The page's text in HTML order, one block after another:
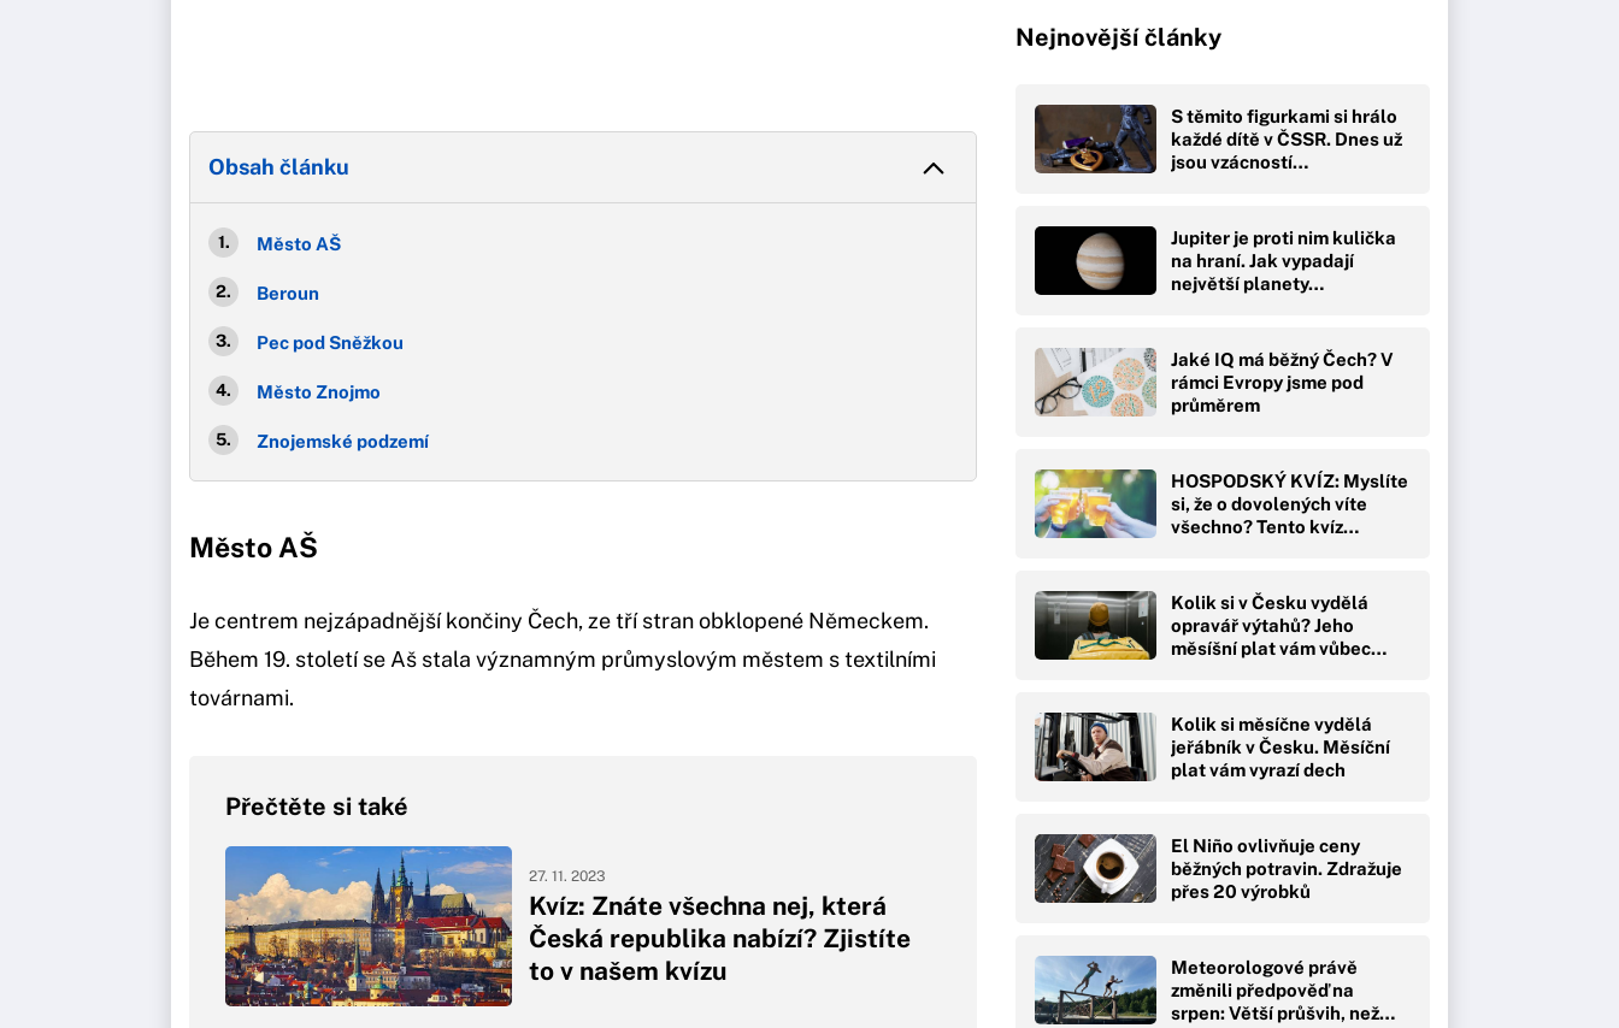
Obsah článku
Město AŠ
Beroun
Pec pod Sněžkou
Město Znojmo
Znojemské podzemí
Město AŠ
Je centrem nejzápadnější končiny Čech, ze tří stran obklopené Německem.
Během 19. století se Aš stala významným průmyslovým městem s textilními
továrnami.
Přečtěte si také
Kvíz: Znáte všechna nej, která
Česká republika nabízí? Zjistíte
to v našem kvízu
27. 11. 2023
Nejnovější články
S těmito figurkami si hrálo
každé dítě v ČSSR. Dnes už
jsou vzácností…
Jupiter je proti nim kulička
na hraní. Jak vypadají
největší planety…
Jaké IQ má běžný Čech? V
rámci Evropy jsme pod
průměrem
HOSPODSKÝ KVÍZ: Myslíte
si, že o dovolených víte
všechno? Tento kvíz…
Kolik si v Česku vydělá
opravář výtahů? Jeho
měsíšní plat vám vůbec…
Kolik si měsíčne vydělá
jeřábník v Česku. Měsíční
plat vám vyrazí dech
El Niño ovlivňuje ceny
běžných potravin. Zdražuje
přes 20 výrobků
Meteorologové právě
změnili předpověď na
srpen: Větší průšvih, než…